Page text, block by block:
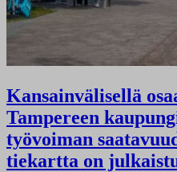
Kansainvälisellä
Tampereen
työvoiman
tiekartta on